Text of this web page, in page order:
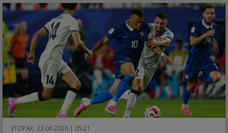
УТОРАК, 23.06.2026 | 05:21